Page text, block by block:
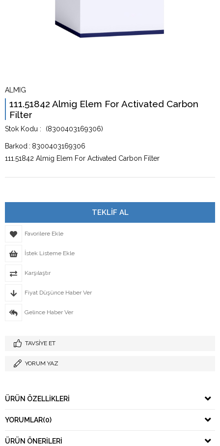
ALMIG
111.51842 Almig Elem For Activated Carbon
Filter
(8300403169306)
Barkod : 8300403169306
111.51842 Almig Elem For Activated Carbon Filter
Favorilere Ekle
İstek Listeme Ekle
Karşılaştır
Fiyat Düşünce Haber Ver
Gelince Haber Ver
TAVSIYE ET
YORUM YAZ
ÜRÜN ÖZELLIKLERI
YORUMLAR(0)
ÜRÜN ÖNERILERI